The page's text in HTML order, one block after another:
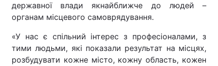
державної влади якнайближче до людей –
органам місцевого самоврядування.
«У нас є спільний інтерес з професіоналами, з
тими людьми, які показали результат на місцях,
розбудувати кожне місто, кожну область, кожен